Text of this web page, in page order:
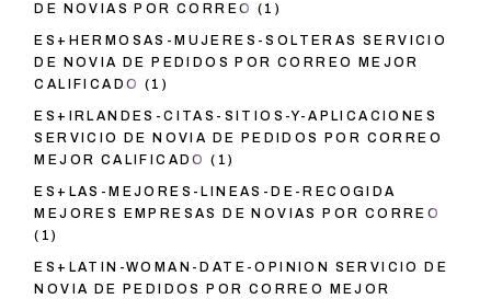
DE NOVIAS POR CORREO (1)
ES+HERMOSAS-MUJERES-SOLTERAS SERVICIO
DE NOVIA DE PEDIDOS POR CORREO MEJOR
CALIFICADO (1)
ES+IRLANDES-CITAS-SITIOS-Y-APLICACIONES
SERVICIO DE NOVIA DE PEDIDOS POR CORREO
MEJOR CALIFICADO (1)
ES+LAS-MEJORES-LINEAS-DE-RECOGIDA
MEJORES EMPRESAS DE NOVIAS POR CORREO
(1)
ES+LATIN-WOMAN-DATE-OPINION SERVICIO DE
NOVIA DE PEDIDOS POR CORREO MEJOR